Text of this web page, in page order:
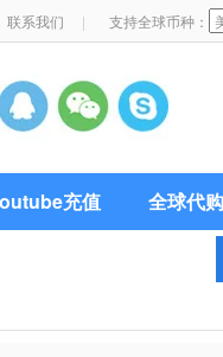
联系我们 | 支持全球币种：
充值 全球代购